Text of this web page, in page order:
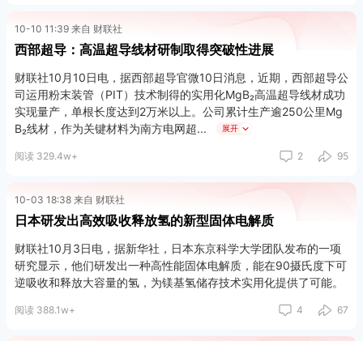
10-10 11:39 来自 财联社
西部超导：高温超导线材研制取得突破性进展
财联社10月10日电，据西部超导官微10日消息，近期，西部超导公
司运用粉末装管（PIT）技术制得的实用化MgB₂高温超导线材成功
实现量产，单根长度达到2万米以上。公司累计生产逾250公里Mg
B₂线材，作为关键材料为南方电网超
展开
阅读 329.4w+ 2 95
10-03 18:38 来自 财联社
日本研发出高效吸收释放氢的新型固体电解质
财联社10月3日电，据新华社，日本东京科学大学团队发布的一项
研究显示，他们研发出一种高性能固体电解质，能在90摄氏度下可
逆吸收和释放大容量的氢，为镁基氢储存技术实用化提供了可能。
阅读 388.1w+ 4 67